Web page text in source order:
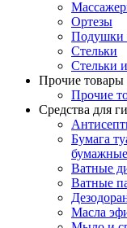
Ортезы
Подушки
Стельки
Стельки
Прочие товары
Прочие
Средства для
Бумага
бумажные
Ватные
Ватные
Масла